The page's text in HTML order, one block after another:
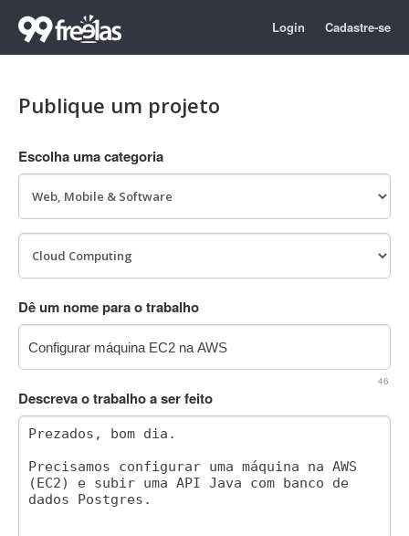
Login Cadastre-se
Publique um projeto
Escolha uma categoria
Dê um nome para o trabalho
46
Descreva o trabalho a ser feito